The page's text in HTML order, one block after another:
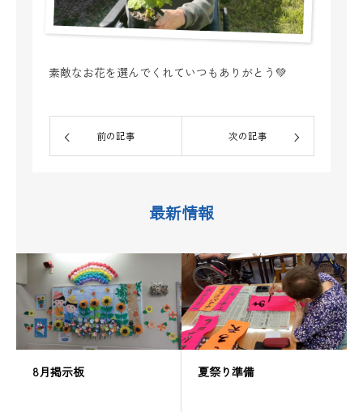
素敵なお花を選んでくれていつもありがとう💚
前の記事 次の記事
最新情報
8月掲示板 夏祭り準備